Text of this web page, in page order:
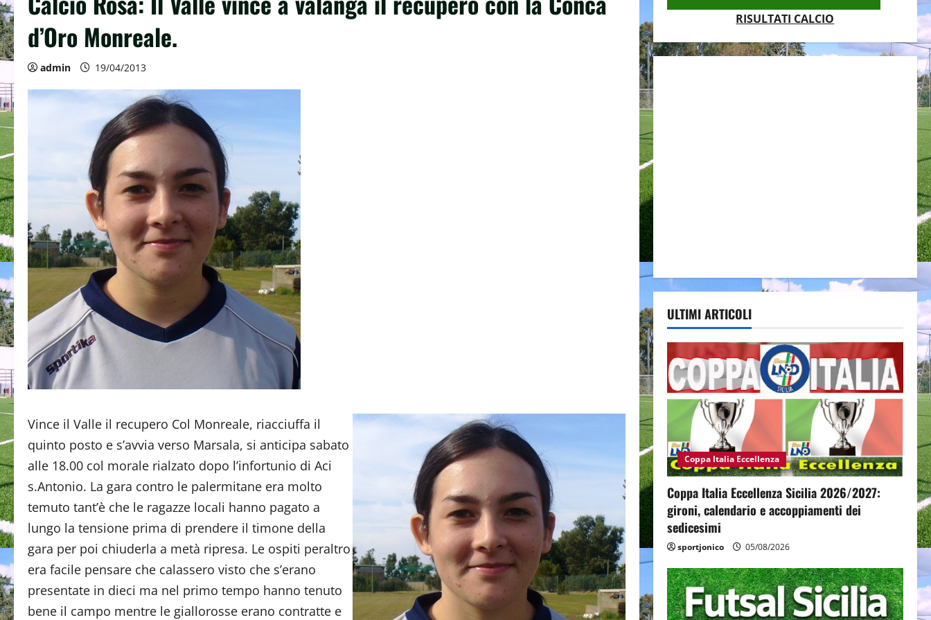
d’Oro Monreale.
admin 19/04/2013
Vince il Valle il recupero Col Monreale, riacciuffa il
quinto posto e s’avvia verso Marsala, si anticipa sabato
alle 18.00 col morale rialzato dopo l’infortunio di Aci
s.Antonio. La gara contro le palermitane era molto
temuto tant’è che le ragazze locali hanno pagato a
lungo la tensione prima di prendere il timone della
gara per poi chiuderla a metà ripresa. Le ospiti peraltro
era facile pensare che calassero visto che s’erano
presentate in dieci ma nel primo tempo hanno tenuto
bene il campo mentre le giallorosse erano contratte e
RISULTATI CALCIO
ULTIMI ARTICOLI
Coppa Italia Eccellenza
Coppa Italia Eccellenza Sicilia 2026/2027:
gironi, calendario e accoppiamenti dei
sedicesimi
sportjonico 05/08/2026